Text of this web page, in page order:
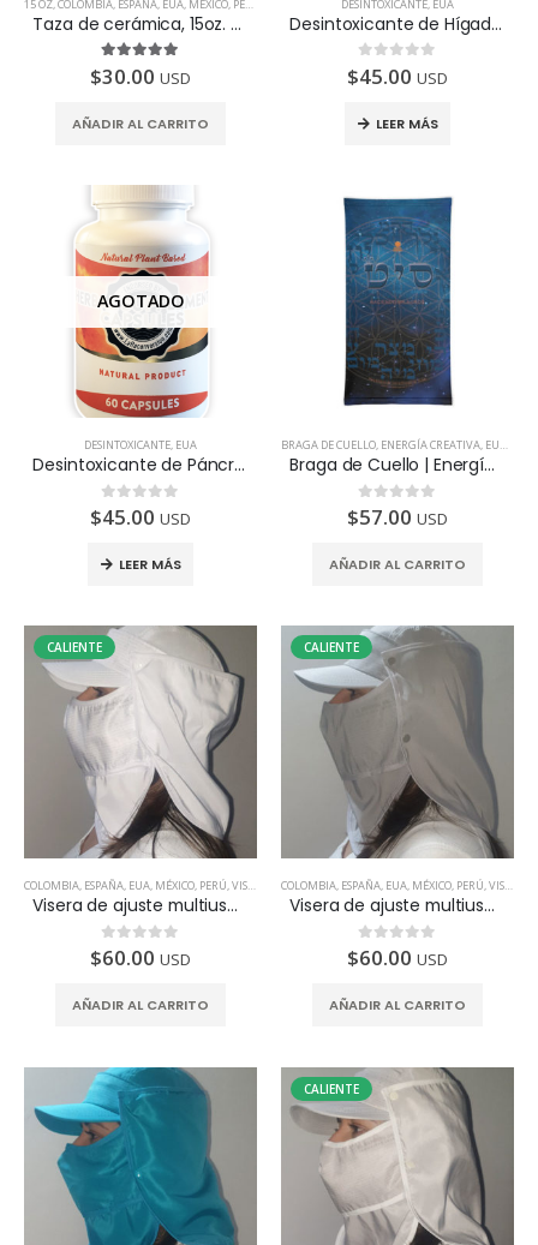
15 OZ,COLOMBIA, ESPAÑA, EUA, MÉXICO, PERÚ PRODUCTOS INTELIGENTES,TAZAS
Taza de cerámica, 15oz. Para fortalecer el sistema Digestivo
5.00 de 5
$30.00 USD
AÑADIR AL CARRITO
DESINTOXICANTE, EUA
Desintoxicante de Hígado, frasco con 60 cápsulas.
0de 5
$45.00 USD
LEER MÁS
AGOTADO
DESINTOXICANTE, EUA
Desintoxicante de Páncreas, frasco con 60 cápsulas.
0de 5
$45.00 USD
LEER MÁS
BRAGA DE CUELLO, ENERGÍA CREATIVA, EUA ,
Braga de Cuello | Energía Creativa | Sólo disponible para USA
0de 5
$57.00 USD
AÑADIR AL CARRITO
CALIENTE
COLOMBIA, ESPAÑA, EUA, MÉXICO, PERÚ,VISERA
Visera de ajuste multiusos (4 piezas) – Blanca. Disponible en México, Colombia, USA, Perú y España
0de 5
$60.00 USD
AÑADIR AL CARRITO
CALIENTE
COLOMBIA, ESPAÑA, EUA, MÉXICO, PERÚ,VISERA
Visera de ajuste multiusos (4 piezas) – Gris. Disponible en México, Colombia, USA, Perú y España
0de 5
$60.00 USD
AÑADIR AL CARRITO
CALIENTE